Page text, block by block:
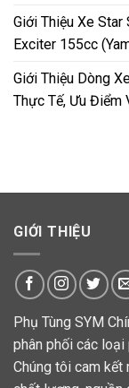
Giới Thiệu Xe Star
Exciter 155cc
Giới Thiệu Dòng
Thực Tế, Ưu Điểm
GIỚI THIỆU
Phụ Tùng SYM
phân phối các loại
Chúng tôi cam kết